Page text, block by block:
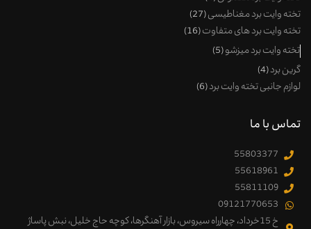
تخته وایت برد مغناطیسی 27
تخته وایت برد های متفاوت 16
تخته وایت برد میزشو 5
گرین برد 4
لوازم جانبی تخته وایت برد 6
تماس با ما
55803377
55618961
55811109
09121770653
خ 15خرداد، چهارراه سیروس، بازار آهنگرها، کوچه حاج خلیل، نبش پاساژ